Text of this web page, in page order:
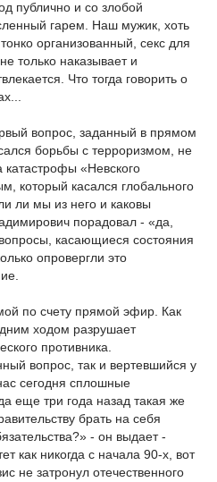
публично и со злобой
гарем. Наш мужик, хоть
организованный, секс для
только наказывает и
Что тогда говорить о
вопрос, заданный в прямом
борьбы с терроризмом, не
«Невского
который касался глобального
ли мы из него и каковы
порадовал - «да,
касающиеся состояния
опровергли это
по счету прямой эфир. Как
ходом разрушает
противника.
вопрос, так и вертевшийся у
сегодня сплошные
еще три года назад такая же
брать на себя
- он выдает -
как никогда с начала 90-х, вот
не затронул отечественного